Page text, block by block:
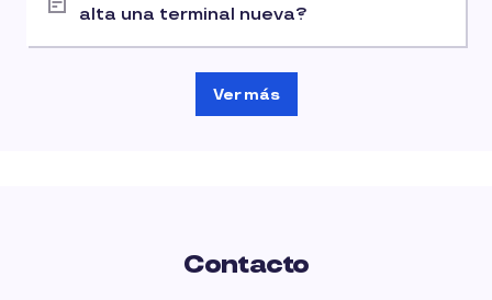
alta una terminal nueva?
Ver más
Contacto